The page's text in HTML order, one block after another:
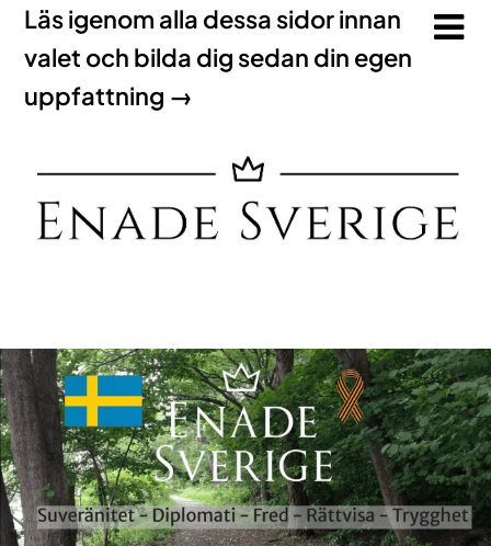
Läs igenom alla dessa sidor innan
valet och bilda dig sedan din egen
uppfattning →